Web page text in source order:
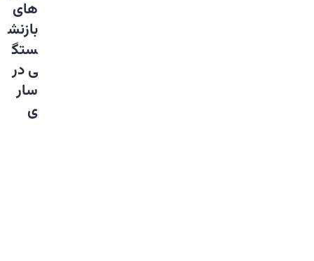
های
بازنش
ستگ
ی در
سار
ی